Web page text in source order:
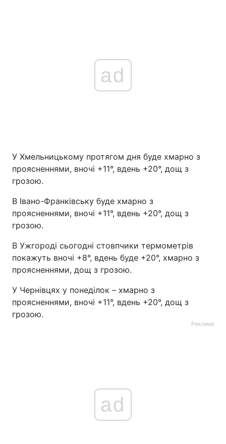
ad
У Хмельницькому протягом дня буде хмарно з
проясненнями, вночі +11°, вдень +20°, дощ з
грозою.
В Івано-Франківську буде хмарно з
проясненнями, вночі +11°, вдень +20°, дощ з
грозою.
В Ужгороді сьогодні стовпчики термометрів
покажуть вночі +8°, вдень буде +20°, хмарно з
проясненнями, дощ з грозою.
У Чернівцях у понеділок – хмарно з
проясненнями, вночі +11°, вдень +20°, дощ з
грозою.
Реклама
ad